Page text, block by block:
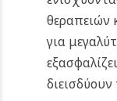
θεραπειών
για